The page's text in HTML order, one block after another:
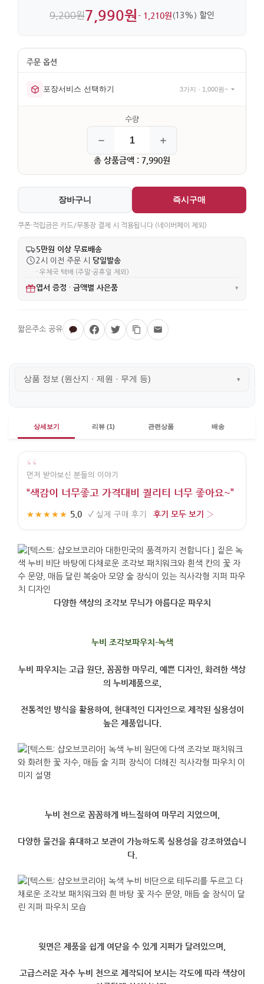
9,200원7,990원- 1,210원 (13%) 할인
포장서비스 선택하기 3가지 · 1,000원~
총 상품금액 : 7,990원
장바구니 즉시구매
쿠폰·적립금은 카드/무통장 결제 시 적용됩니다 (네이버페이 제외)
5만원 이상 무료배송
2시 이전 주문 시 당일발송
· 우체국 택배 (주말·공휴일 제외)
엽서 증정 · 금액별 사은품 ▾
상품 정보 (원산지 · 제원 · 무게 등) ▾
상세보기 리뷰 (1) 관련상품 배송
“
먼저 받아보신 분들의 이야기
“색감이 너무좋고 가격대비 퀄리티 너무 좋아요~”
★★★★★ 5.0 · ✓ 실제 구매 후기 · 후기 모두 보기 ›
다양한 색상의 조각보 무늬가 아름다운 파우치
누비 조각보파우치-녹색
누비 파우치는 고급 원단, 꼼꼼한 마무리, 예쁜 디자인, 화려한 색상
의 누비제품으로,
전통적인 방식을 활용하여, 현대적인 디자인으로 제작된 실용성이
높은 제품입니다.
누비 천으로 꼼꼼하게 바느질하여 마무리 지었으며,
다양한 물건을 휴대하고 보관이 가능하도록 실용성을 강조하였습니
다.
윗면은 제품을 쉽게 여닫을 수 있게 지퍼가 달려있으며,
고급스러운 자수 누비 천으로 제작되어 보시는 각도에 따라 색상이